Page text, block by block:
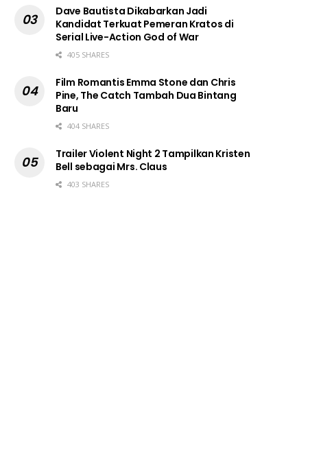
Dave Bautista Dikabarkan Jadi
Kandidat Terkuat Pemeran Kratos di
Serial Live-Action God of War
405 SHARES
Film Romantis Emma Stone dan Chris
Pine, The Catch Tambah Dua Bintang
Baru
404 SHARES
Trailer Violent Night 2 Tampilkan Kristen
Bell sebagai Mrs. Claus
403 SHARES